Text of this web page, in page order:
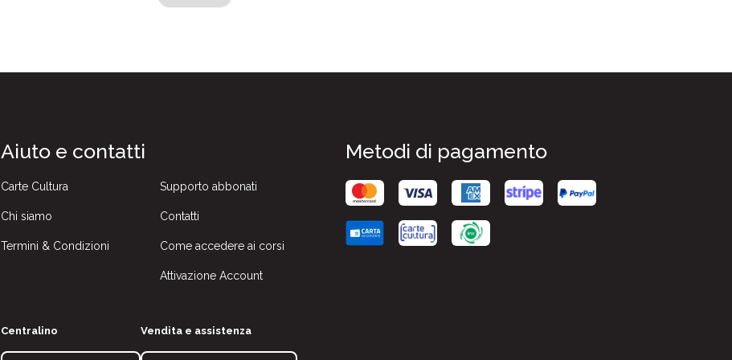
Aiuto e contatti
Carte Cultura
Chi siamo
Termini & Condizioni
Supporto abbonati
Contatti
Come accedere ai corsi
Attivazione Account
Centralino Vendita e assistenza
Metodi di pagamento